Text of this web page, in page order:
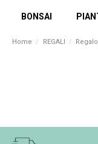
BONSAI
Home REGALI